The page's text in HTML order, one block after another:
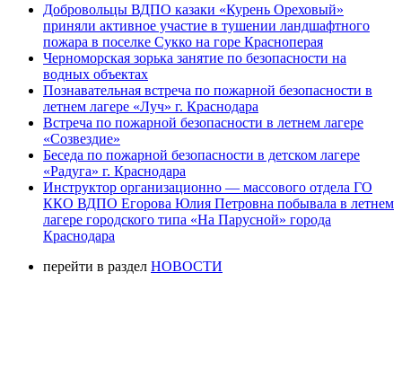
Добровольцы ВДПО казаки «Курень Ореховый»
приняли активное участие в тушении ландшафтного
пожара в поселке Сукко на горе Красноперая
Черноморская зорька занятие по безопасности на
водных объектах
Познавательная встреча по пожарной безопасности в
летнем лагере «Луч» г. Краснодара
Встреча по пожарной безопасности в летнем лагере
«Созвездие»
Беседа по пожарной безопасности в детском лагере
«Радуга» г. Краснодара
Инструктор организационно — массового отдела ГО
ККО ВДПО Егорова Юлия Петровна побывала в летнем
лагере городского типа «На Парусной» города
Краснодара
перейти в раздел НОВОСТИ